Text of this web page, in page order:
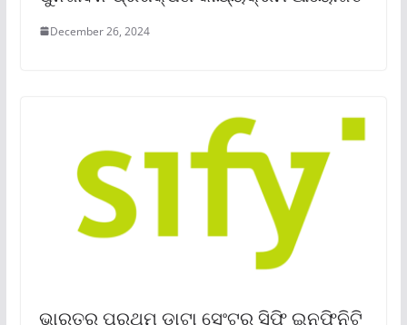
December 26, 2024
ଭାରତର ପ୍ରଥମ ଡାଟା ସେଂଟର ସିଫି ଇନଫିନିଟି